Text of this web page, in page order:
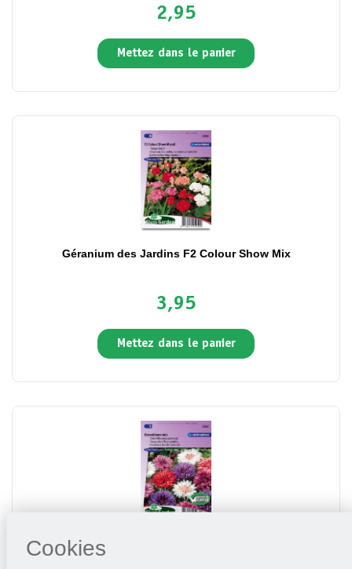
Cookies
2,95
Mettez dans le panier
Géranium des Jardins F2 Colour Show Mix
3,95
Mettez dans le panier
Centaurée à fleurs doubles en mélange